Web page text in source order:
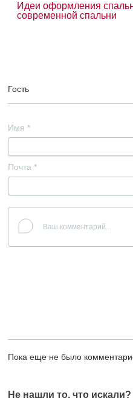
Идеи оформления
современной спальни
Гость
Имя *
Почта *
Пока еще не было
Не нашли то, что